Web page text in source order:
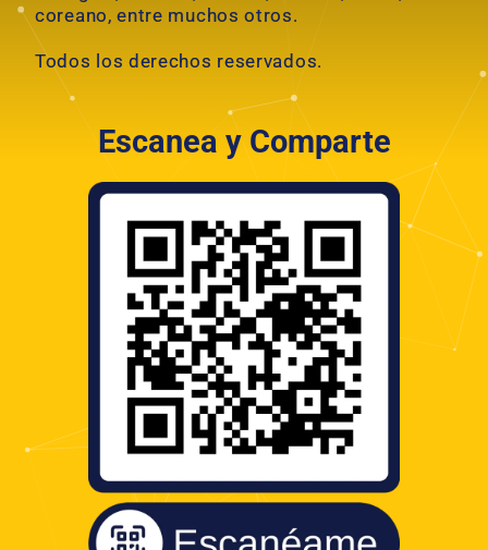
coreano, entre muchos otros.
Todos los derechos reservados.
Escanea y Comparte